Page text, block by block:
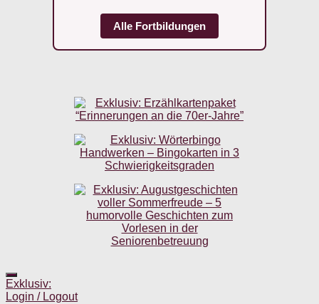
Alle Fortbildungen
Exklusiv:
Login / Logout